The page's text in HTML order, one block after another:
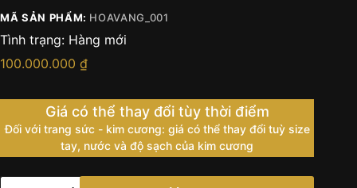
MÃ SẢN PHẨM: HOAVANG_001
Tình trạng: Hàng mới
100.000.000 ₫
Giá có thể thay đổi tùy thời điểm
Đối với trang sức - kim cương: giá có thể thay đổi tuỳ size
tay, nước và độ sạch của kim cương
Bông